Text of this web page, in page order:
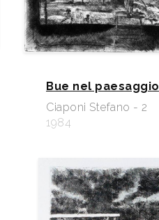
Bue nel paesaggio
Ciaponi Stefano - 2
1984